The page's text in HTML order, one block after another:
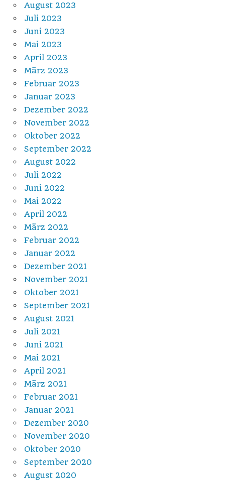
August 2023
Juli 2023
Juni 2023
Mai 2023
April 2023
März 2023
Februar 2023
Januar 2023
Dezember 2022
November 2022
Oktober 2022
September 2022
August 2022
Juli 2022
Juni 2022
Mai 2022
April 2022
März 2022
Februar 2022
Januar 2022
Dezember 2021
November 2021
Oktober 2021
September 2021
August 2021
Juli 2021
Juni 2021
Mai 2021
April 2021
März 2021
Februar 2021
Januar 2021
Dezember 2020
November 2020
Oktober 2020
September 2020
August 2020